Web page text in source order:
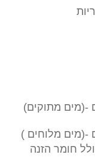
חומר הזנה